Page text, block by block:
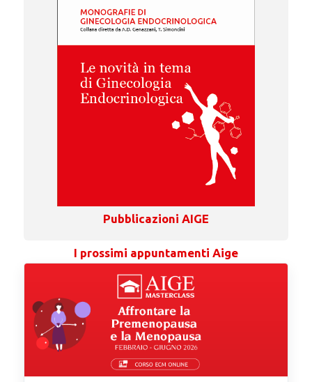
Pubblicazioni AIGE
I prossimi appuntamenti Aige